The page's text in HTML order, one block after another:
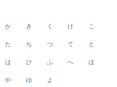
か き く け こ
た ち つ て と
は ひ ふ へ ほ
や ゆ よ